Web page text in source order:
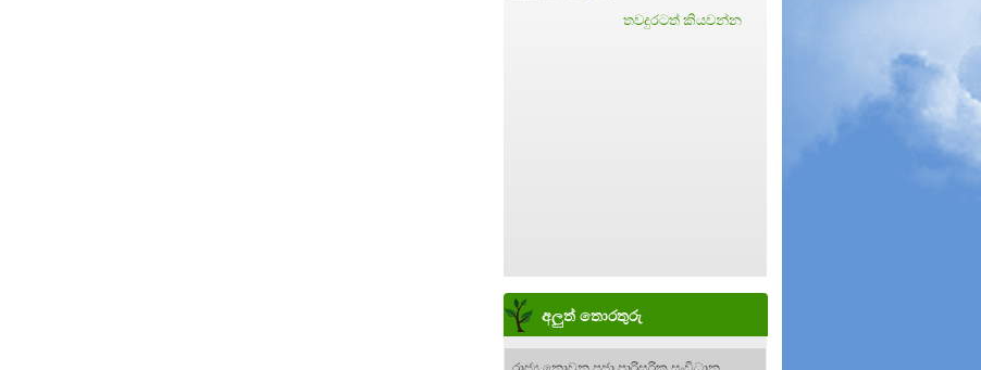
තවදුරටත් කියවන්න
අලුත් තොරතුරු
රාජ්‍ය නොවන ප්‍රජා පාරිසරික සංවිධාන